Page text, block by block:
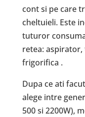
cont si pe care
cheltuieli. Este
tuturor
retea:
frigorifica .
Dupa ce ati
alege intre
500 si 2200W),